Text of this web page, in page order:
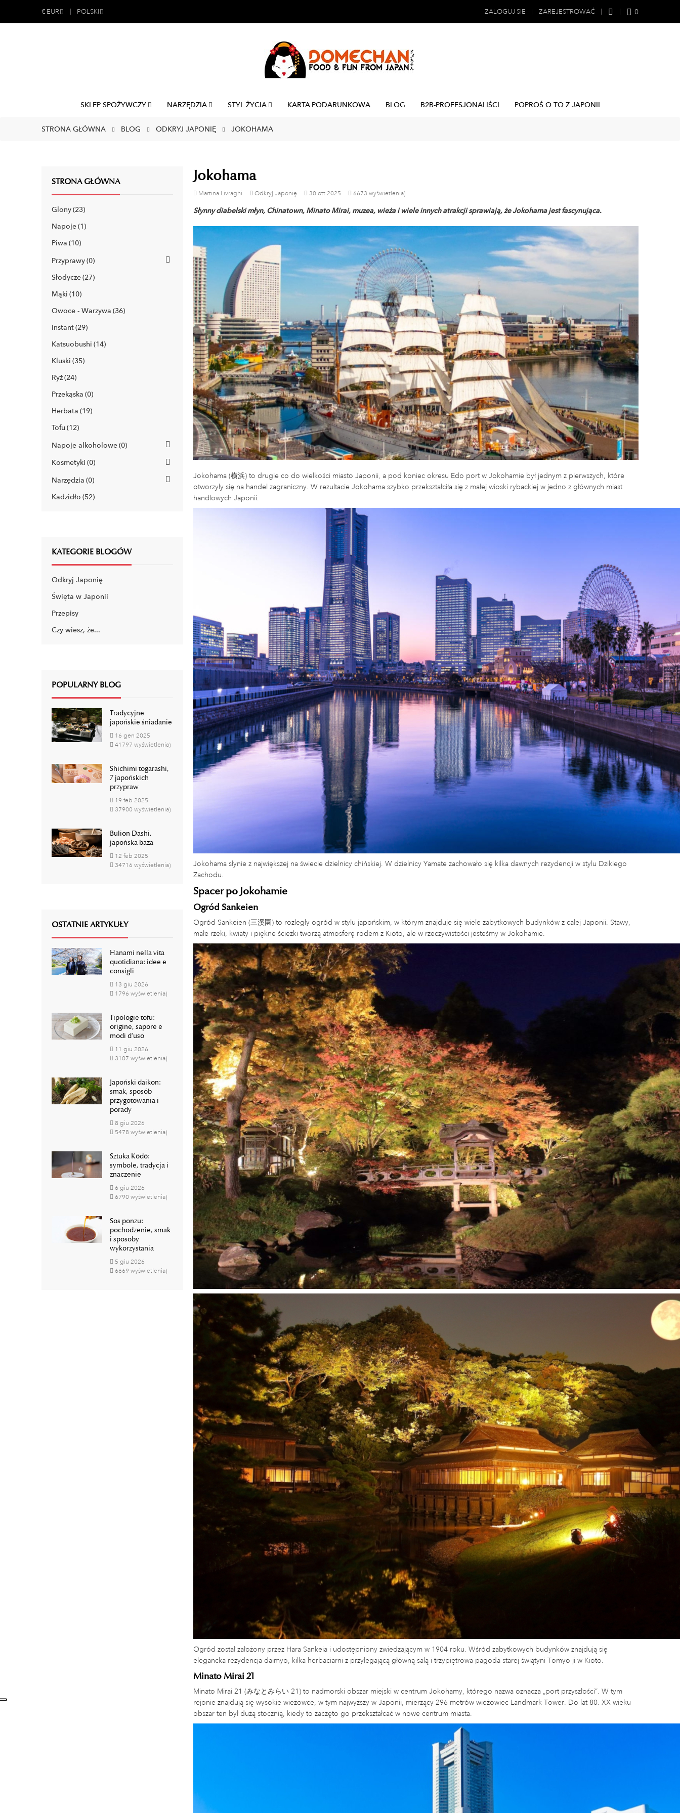
€ EUR POLSKI ZALOGUJ SIE ZAREJESTROWAĆ 0
SKLEP SPOŻYWCZY NARZĘDZIA STYL ŻYCIA KARTA PODARUNKOWA BLOG B2B-PROFESJONALIŚCI POPROŚ O TO Z JAPONII
STRONA GŁÓWNA BLOG ODKRYJ JAPONIĘ JOKOHAMA
STRONA GŁÓWNA
Glony 23
Napoje 1
Piwa 10
Przyprawy 0
Słodycze 27
Mąki 10
Owoce - Warzywa 36
Instant 29
Katsuobushi 14
Kluski 35
Ryż 24
Przekąska 0
Herbata 19
Tofu 12
Napoje alkoholowe 0
Kosmetyki 0
Narzędzia 0
Kadzidło 52
KATEGORIE BLOGÓW
Odkryj Japonię
Święta w Japonii
Przepisy
Czy wiesz, że...
POPULARNY BLOG
Tradycyjne
japońskie śniadanie
16 gen 2025
41797 wyświetlenia)
Shichimi togarashi,
7 japońskich
przypraw
19 feb 2025
37900 wyświetlenia)
Bulion Dashi,
japońska baza
12 feb 2025
34716 wyświetlenia)
OSTATNIE ARTYKUŁY
Hanami nella vita
quotidiana: idee e
consigli
13 giu 2026
1796 wyświetlenia)
Tipologie tofu:
origine, sapore e
modi d’uso
11 giu 2026
3107 wyświetlenia)
Japoński daikon:
smak, sposób
przygotowania i
porady
8 giu 2026
5478 wyświetlenia)
Sztuka Kōdō:
symbole, tradycja i
znaczenie
6 giu 2026
6790 wyświetlenia)
Sos ponzu:
pochodzenie, smak
i sposoby
wykorzystania
5 giu 2026
6669 wyświetlenia)
Jokohama
Martina Livraghi Odkryj Japonię 30 ott 2025 6673 wyświetlenia)
Słynny diabelski młyn, Chinatown, Minato Mirai, muzea, wieża i wiele innych atrakcji sprawiają, że Jokohama jest fascynująca.
Jokohama (横浜) to drugie co do wielkości miasto Japonii, a pod koniec okresu Edo port w Jokohamie był jednym z pierwszych, które
otworzyły się na handel zagraniczny. W rezultacie Jokohama szybko przekształciła się z małej wioski rybackiej w jedno z głównych miast
handlowych Japonii.
Jokohama słynie z największej na świecie dzielnicy chińskiej. W dzielnicy Yamate zachowało się kilka dawnych rezydencji w stylu Dzikiego
Zachodu.
Spacer po Jokohamie
Ogród Sankeien
Ogród Sankeien (三溪園) to rozległy ogród w stylu japońskim, w którym znajduje się wiele zabytkowych budynków z całej Japonii. Stawy,
małe rzeki, kwiaty i piękne ścieżki tworzą atmosferę rodem z Kioto, ale w rzeczywistości jesteśmy w Jokohamie.
Ogród został założony przez Hara Sankeia i udostępniony zwiedzającym w 1904 roku. Wśród zabytkowych budynków znajdują się
elegancka rezydencja daimyo, kilka herbaciarni z przylegającą główną salą i trzypiętrowa pagoda starej świątyni Tomyo-ji w Kioto.
Minato Mirai 21
Minato Mirai 21 (みなとみらい 21) to nadmorski obszar miejski w centrum Jokohamy, którego nazwa oznacza „port przyszłości”. W tym
rejonie znajdują się wysokie wieżowce, w tym najwyższy w Japonii, mierzący 296 metrów wieżowiec Landmark Tower. Do lat 80. XX wieku
obszar ten był dużą stocznią, kiedy to zaczęto go przekształcać w nowe centrum miasta.